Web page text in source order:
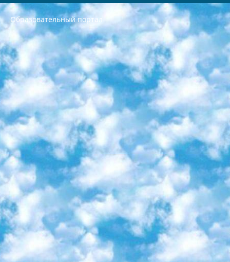
Образовательный портал
РЕСПУБЛИКА УЗБЕКИСТАН МИНИСТРЕРСТВО ДОШКОЛЬНОГО И ШКОЛЬНОГО ОБРАЗОВАНИЯ КОМАНДА в общеобразовательных учреждениях в 2023-2024 учебном году организация и проведение итоговой государственной аттестации обучающихся о Министра дошкольного и школьного образования Республики Узбекистан от 4 марта 2008 года (постановлением Минюста от 20 марта 2008 года № 1778 государственной регистрации) «Итоговое состояние учащихся общего среднего образования на основании положения об утверждении положения об аттестации общего среднего образования выпускной экзамен студентов в образовательных учреждениях в 2023-2024 учебном году В целях организации и прохождения аттестации приказываю: 1. Следующее: перечень предметов, по которым будет проводиться итоговая государственная аттестация и экзамен формы перевода согласно приложению 1; сертификаты международного образца, оценивающие уровень владения иностранными языками перечень согласно приложению 2; 2. Педагогический при специализированных образовательных учреждениях. научно-практический центр квалификации и международной оценки (Д.Давидова) 2024 г. До 25 марта: задания по предметам, по которым будет проводиться итоговая аттестация разработка и утверждение технических условий; итоговая аттестация на основании разработанного предметного задания разработка вопросов по предметам (устно и письменно), экзамен передача; общеобразовательные средние школы и специальные учебные заведения учащиеся выпускных классов школ и интернатов в агентской системе подготовка базы данных экзаменационных материалов и критериев оценки; перевод базы экзаменационных материалов на все языки обучения подать в Республиканский образовательный центр для изготовления; варианты экзаменов на основе разработанных контрольных материалов пусть будут поставлены задачи формирования. 3. Республиканский образовательный центр (Ш.Худайкулов) до 5 апреля 2024 года. до: база данных предоставленных экзаменационных материалов на все языки обучения перевод и экспертиза; для слепых, слабовидящих, глухих, слабослышащих и умственно отсталых детей учащиеся выпускных классов специализированных школ и школ-интернатов база данных экзаменационных материалов на всех преподаваемых языках подготовка критериев оценки; специализированные школы для умственно отсталых детей и технологии для учащихся выпускных классов школ-интернатов разработка соответствующих рекомендаций и критериев проведения ЕГЭ по естествознанию давать задания. 4. Педагогический при специализированных образовательных учреждениях. Научно-практический центр навыков и международной оценки (Д.Давидова), Республика образовательный центр (Худайкулов Ш.) итоговый государственный аттестационный экзамен ориентирован на творческое и логическое мышление при подготовке базы материалов учитывать введение заданий. 5. Следует отметить, что: сертификат государственного образца о знании общеобразовательного предмета и как минимум национальный уровень B1 по предметам на иностранных языках, указанным в Приложении 2. или международно признанный сертификат эквивалентного уровня студенты, изучающие определенный предмет, освобождаются от экзамена; по соответствующим предметам запланирована итоговая государственная аттестация за день до дня, путем жеребьевки Рабочей группой (в письменной форме по предметам, проводимым в форме) из числа сформированных вариантов выбрано 2 варианта; 2 выбранных варианта экзамена анонсированы на официальном сайте министерства и все выпускники по всей стране на основе этих вариантов проводит итоговую государственную аттестацию. 6. Государственное образование учащихся средних общеобразовательных учреждений. знания в соответствии с квалификационными требованиями, которые необходимо приобрести на основании стандартов итоговый (выпускной) контроль для 9 и 11 классов в целях тестирования Экзамены (далее – экзамены) состоят из предметов, перечисленных в приложении 1. будет сделано. 7. Экзамены пройдут с 26 мая по 15 июня 2024 г. (кроме науки физического воспитания). 8. Физическая для учащихся 9 классов общесредних образовательных учреждений. Экзамены по предмету «Образование, квалификация медицина» 1-6 мая 2024 года. сотрудники перевести под присмотр (с отклонениями в физическом или умственном развитии) специализированная школа для детей, школы-интернаты и со сколиозом школы-интернаты санаторного типа для больных детей исключены). 9. Он был слепым, слабовидящим и имел нарушения опорно-двигательного аппарата. экзамены в специализированных школах и интернатах для детей должны проводиться исходя из требований, предъявляемых к общеобразовательным учреждениям (физкультура кроме науки). 10. Специализированная школа для глухих и слабослышащих детей. и экзамены в интернатах и быть реализован в виде письменного теста по математике. 11. Специальность для умственно отсталых детей. Для 9 класса Родной язык и литературное письмо Государственный язык (язык обучения – узбекский). для неклассов) написано Математическое письмо Письменная/устная история Узбекистана Физическое воспитание практично Итоговый контроль Для 11 класса Написание родного языка и литературы (эссе) Математическое письмо Узбекский язык (обучение на узбекском языке) не посещающее общее среднее образование для учреждений)/Образовательное учреждение выбор письменный и устный Иностранный язык письменный/устный Письменная/устная история Узбекистана *По выбору студента:  Химия  Физика  Основы государственного права  География 10 бесплатных образовательных ресурсов - Мы составили подборку онлайн-проектов с интерактивными упражнениями, видеолекциями и статьями. Они помогут вам обрести новые и освежить старые знания бесплатно. 1. «ИНТУИТ» Старейшая образовательная площадка Рунета. Здесь вы найдёте сотни текстовых и видеокурсов на десятки различных тем — от программирования до психологии. Многие курсы подготовлены российскими университетами и крупными международными компаниями вроде Intel и Microsoft. Самостоятельное обучение бесплатное, но желающие могут оплатить услуги персональных наставников. 2. «Смартия» знакомит с актуальными профессиями и подсказывает, как им обучаться. Выбрав заинтересовавшую вас специальность — SMM-специалист, фотограф, веб-дизайнер или другую, — увидите список необходимых для неё умений. Чтобы вы могли освоить их самостоятельно, для каждого умения площадка отображает подборку ссылок на учебные материалы. Хотя «Смартия» ориентируется на русскоязычную аудиторию, часть контента всё же доступна только на английском. 3. «Лекторий Физтеха» Проект Московского физико-технического института (Физтеха). С его помощью вы можете смотреть онлайн серии лекций, записанные на видео в этом вузе. В числе доступных предметов — физика, биология, химия, информационные технологии и другие. К некоторым лекциям администрация ресурса прилагает готовые конспекты, которые можно скачивать в PDF-формате. 4. ITMOcourses Онлайн-площадка Санкт-Петербургского национального исследовательского университета информационных технологий, механики и оптики (ИТМО). Ресурс предоставляет свободный доступ к курсам, разработанным в этом вузе. Каталог материалов разбит на четыре категории: «Оптические системы и технологии», «Приборостроение и робототехника», «Информационные технологии» и «Биотехнологии». Курсы состоят из видеолекций, интерактивных демонстраций и заданий. 5. «КиберЛенинка» Электронная научная библиотека открытого доступа. Каталог площадки регулярно обрастает текстами статей из различных научных изданий. Сгруппированные по журналам и рубрикам публикации можно читать онлайн или скачивать целиком в PDF-формате. Проект нацелен на популяризацию науки за счёт открытого доступа к качественной информации. 6. «ПостНаука» На этом ресурсе публикуют подборки видеолекций, составленные экспертами из разных отраслей и объединённые общими темами. Среди них, к примеру, есть серии «Биоинформатика и геномика», «Культура средневековой Скандинавии» и Cinema Studies о теории кино. Каждая подборка лекций — логически связанная история, рассказанная экспертом от первого лица. Кроме того, на сайте появляются научно-образовательные статьи и тесты на разные темы. 7. «Newочём» Команда проекта «Newочём» отбирает самые интересные тексты из англоязычных СМИ и переводит те из них, за которые голосуют участники сообщества «ВКонтакте». По большей части это научно-популярные статьи. Редакторы придумывают лишь заголовки, в остальном содержание переводов соответствует оригиналам. Полные тексты можно читать прямо в социальной сети. 8. InternetUrok Онлайн-база материалов по основным дисциплинам школьной программы. Информация на сайте структурирована по классам, предметам и темам (урокам). Каждый урок состоит из видеолекций и конспектов. Есть также интерактивные тренажёры и тесты для закрепления пройденного материала. Даже если вы давно окончили школу, возможность повторить программу старших классов всегда может пригодиться. 9. Edutainme Ещё один ресурс об образовании. В отличие от Newtonew, как мне кажется, Edutainme больше ориентируется на представителей индустрии: педагогов, предпринимателей, разработчиков образовательных проектов. Но и любой, кто просто стремится к саморазвитию, найдёт на сайте много полезного и интересного для себя. Например, информацию о новых курсах и образовательных сервисах. 10. Newtonew Онлайн-медиа об образовании и обучении в широком смысле. Авторы Newtonew пишут об инструментах, заведениях, тактиках и стратегиях, которые помогают учить других и получать новые знания самостоятельно. На этой площадке вы найдёте новости, обзоры, аналитические мат